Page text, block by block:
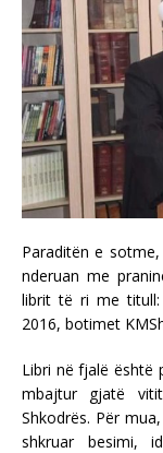
Paraditën e
nderuan me
librit të ri me titull:
2016, botimet
Libri në fjalë është
mbajtur gjatë
Shkodrës. Për
shkruar besimi,